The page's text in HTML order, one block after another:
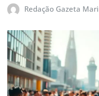
Redação Gazeta